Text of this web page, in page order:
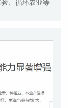
、循环农业等